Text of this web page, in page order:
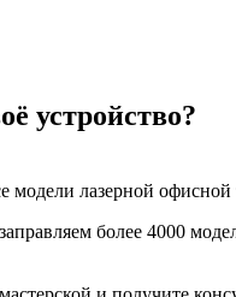
устройство?
модели лазерной офисной
более 4000